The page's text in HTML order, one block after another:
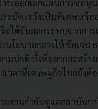
รือยกเลิกแผนการซื้อหุ้น
มัดระวังเป็นพิเศษหรือ
ได้รับผลกระทบจากกา
โยบายกลางให้ชัดเจน
มปกติ ทั้งที่อยากจะสร้า
วลาที่เศรษฐกิจไทยยัง
งานกำกับดูแลสถาบันก